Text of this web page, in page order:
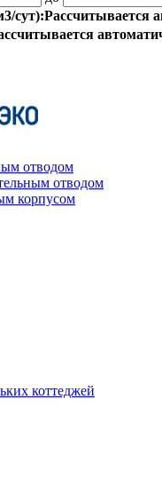
сут):Рассчитывается
отводом
отводом
корпусом
коттеджей